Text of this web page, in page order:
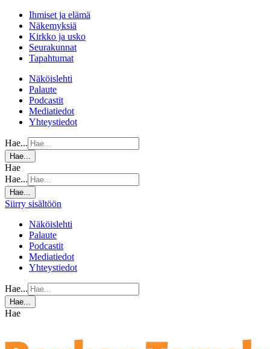
Ihmiset ja elämä
Näkemyksiä
Kirkko ja usko
Seurakunnat
Tapahtumat
Näköislehti
Palaute
Podcastit
Mediatiedot
Yhteystiedot
Hae...
Hae...
Hae
Hae...
Hae...
Siirry sisältöön
Näköislehti
Palaute
Podcastit
Mediatiedot
Yhteystiedot
Hae...
Hae...
Hae